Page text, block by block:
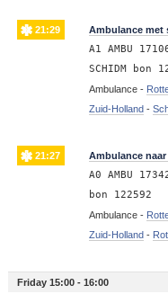
21:29 Ambulance met
A1 AMBU
SCHIDM bon
Ambulance -
Zuid-Holland-
21:27 Ambulance
A0 AMBU
bon 122592
Ambulance -
Zuid-Holland-
Friday 15:00 - 16:00